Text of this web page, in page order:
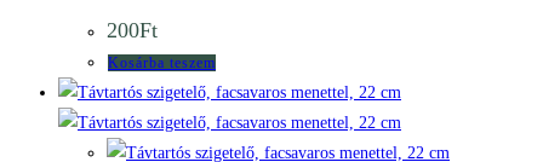
200Ft
Kosárba teszem